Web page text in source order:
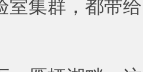
室集群，都带